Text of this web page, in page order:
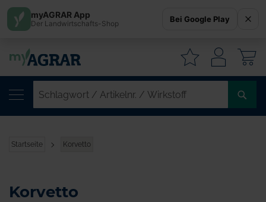
Startseite Korvetto
Korvetto
myAGRAR App
Der Landwirtschafts-Shop Bei Google Play